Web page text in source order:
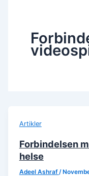
Artikler
Forbindelsen
helse
Adeel Ashraf /